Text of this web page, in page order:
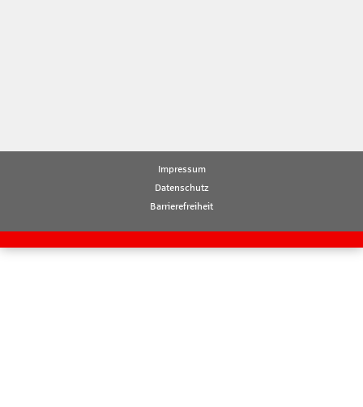
Impressum
Datenschutz
Barrierefreiheit